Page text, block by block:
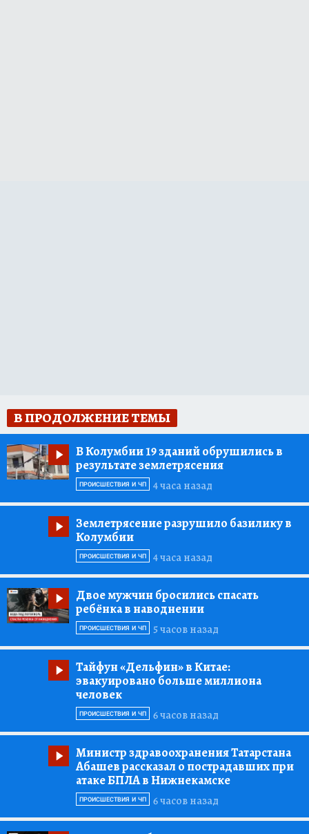
В ПРОДОЛЖЕНИЕ ТЕМЫ
В Колумбии 19 зданий обрушились в
результате землетрясения
4 часа назад
ПРОИСШЕСТВИЯ И ЧП
Землетрясение разрушило базилику в
Колумбии
4 часа назад
ПРОИСШЕСТВИЯ И ЧП
Двое мужчин бросились спасать
ребёнка в наводнении
5 часов назад
ПРОИСШЕСТВИЯ И ЧП
Тайфун «Дельфин»в Китае:
эвакуировано больше миллиона
человек
6 часов назад
ПРОИСШЕСТВИЯ И ЧП
Министр здравоохранения Татарстана
Абашев рассказал о пострадавших при
атаке БПЛА в Нижнекамске
6 часов назад
ПРОИСШЕСТВИЯ И ЧП